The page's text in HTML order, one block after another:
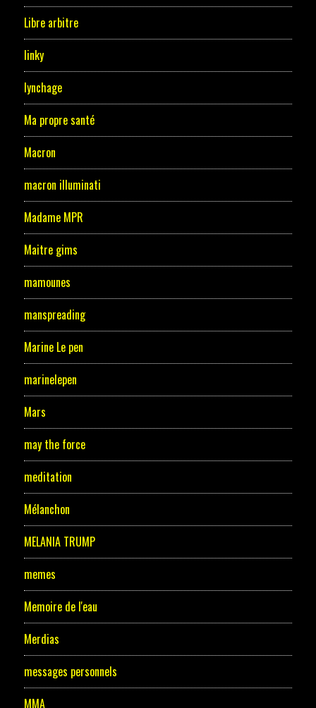
Libre arbitre
linky
lynchage
Ma propre santé
Macron
macron illuminati
Madame MPR
Maitre gims
mamounes
manspreading
Marine Le pen
marinelepen
Mars
may the force
meditation
Mélanchon
MELANIA TRUMP
memes
Memoire de l'eau
Merdias
messages personnels
MMA